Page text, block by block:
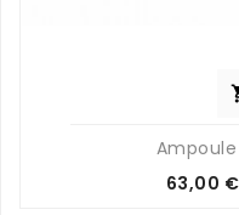
Ampoule
63,00 €